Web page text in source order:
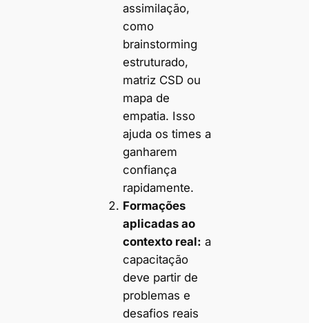
assimilação,
como
brainstorming
estruturado,
matriz CSD ou
mapa de
empatia. Isso
ajuda os times a
ganharem
confiança
rapidamente.
Formações
aplicadas ao
contexto real: a
capacitação
deve partir de
problemas e
desafios reais